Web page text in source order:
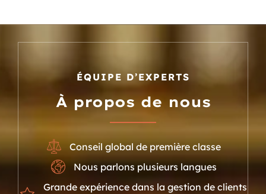
ÉQUIPE D’EXPERTS
À propos de nous
Conseil global de première classe
Nous parlons plusieurs langues
Grande expérience dans la gestion de clients